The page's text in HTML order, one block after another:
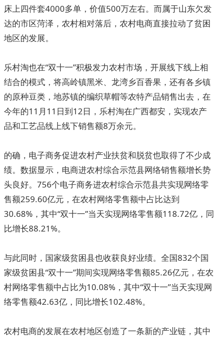
床上四件套4000多单，价值500万左右。而属于山东欠发
达的市区菏泽，农村相对落后，农村电商直接拉动了贫困
地区的发展。
乐村淘也在“双十一”积极发力农村市场，开展线下线上相
结合的模式，将高岭镇黑米、龙湾乡百香果，还有各乡镇
的原种豆类，地苏镇的编织草帽等农特产品销售出去，在
今年的11月11日到12日，乐村淘在广西都安，实现农产
品和工艺品线上线下销售额8万余元。
的确，电子商务促进农村产业扶贫和脱贫也取得了不少成
绩。数据显示，电商进农村综合示范县网络销售额增长势
头良好。756个电子商务进农村综合示范县共实现网络零
售额259.60亿元，在农村网络零售额中占比达到
30.68%，其中“双十一”当天实现网络零售额118.72亿，同
比增长88.21%。
与此同时，国家级贫困县也收获良好业绩。全国832个国
家级贫困县“双十一”期间实现网络零售额85.26亿元，在农
村网络零售额中占比为10.08%，其中“双十一”当天实现网
络零售额42.63亿，同比增长102.48%。
农村电商的发展在农村地区创造了一条新的产业链，其中